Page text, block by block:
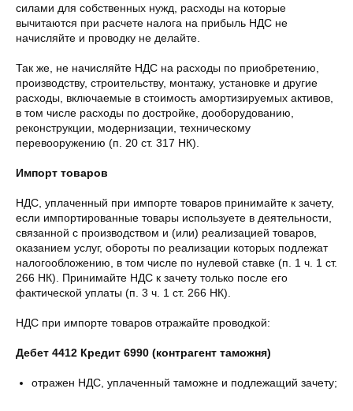
силами для собственных нужд, расходы на которые
вычитаются при расчете налога на прибыль НДС не
начисляйте и проводку не делайте.
Так же, не начисляйте НДС на расходы по приобретению,
производству, строительству, монтажу, установке и другие
расходы, включаемые в стоимость амортизируемых активов,
в том числе расходы по достройке, дооборудованию,
реконструкции, модернизации, техническому
перевооружению (п. 20 ст. 317 НК).
Импорт товаров
НДС, уплаченный при импорте товаров принимайте к зачету,
если импортированные товары используете в деятельности,
связанной с производством и (или) реализацией товаров,
оказанием услуг, обороты по реализации которых подлежат
налогообложению, в том числе по нулевой ставке (п. 1 ч. 1 ст.
266 НК). Принимайте НДС к зачету только после его
фактической уплаты (п. 3 ч. 1 ст. 266 НК).
НДС при импорте товаров отражайте проводкой:
Дебет 4412 Кредит 6990 (контрагент таможня)
отражен НДС, уплаченный таможне и подлежащий зачету;